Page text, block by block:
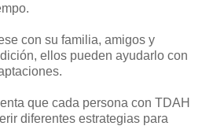
con su familia, amigos y
ellos pueden ayudarlo con
que cada persona con TDAH
diferentes estrategias para